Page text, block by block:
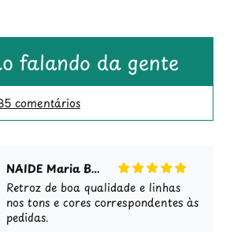
falando da gente
comentários
NAIDE Maria Brunelli
Retroz de boa qualidade e linhas
nos tons e cores correspondentes às
pedidas.